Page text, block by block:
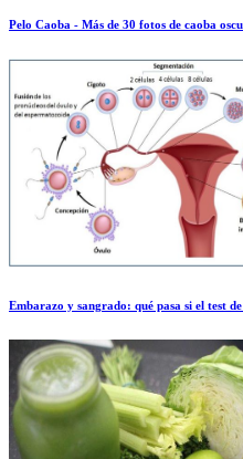
Pelo Caoba - Más de 30 fotos de caoba
Embarazo y sangrado: qué pasa si el test